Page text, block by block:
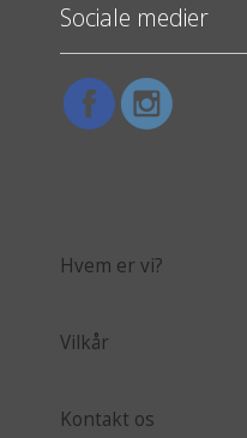
Sociale medier
Hvem er vi?
Vilkår
Kontakt os